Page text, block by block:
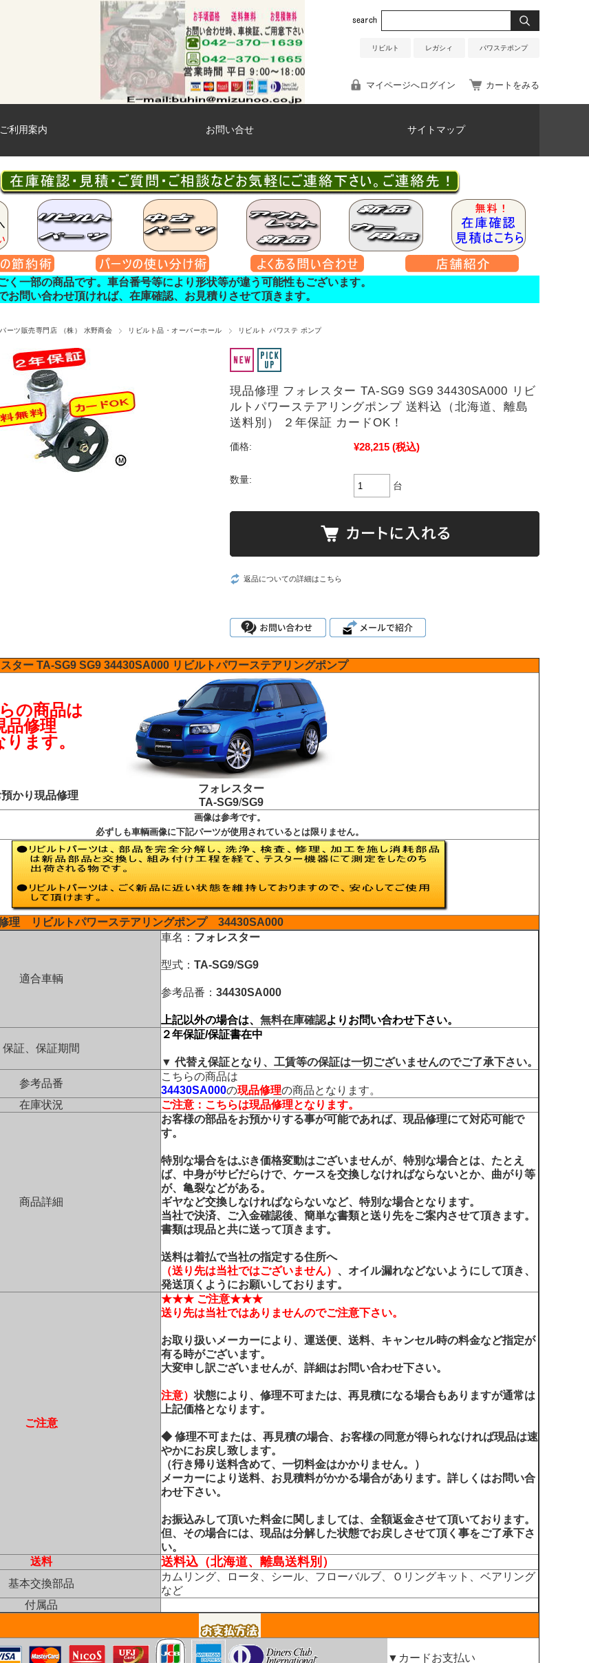
リビルト レガシィ パワステポンプ
マイページへログイン カートをみる
ご利用案内 お問い合せ サイトマップ
く一部の商品です。車台番号等により形状等が違う可能性もございます。
お問い合わせ頂ければ、在庫確認、お見積りさせて頂きます。
ーツ販売専門店 （株） 水野商会 リビルト品・オーバーホール リビルト パワステ ポンプ
現品修理 フォレスター TA-SG9 SG9 34430SA000 リビ
ルトパワーステアリングポンプ 送料込（北海道、離島
送料別） ２年保証 カードOK！
価格: ¥28,215 (税込)
数量:
台
返品についての詳細はこちら
ター TA-SG9 SG9 34430SA000 リビルトパワーステアリングポンプ
の商品は
品修理
ります。
かり現品修理
フォレスター
TA-SG9/SG9
画像は参考です。
必ずしも車輌画像に下記パーツが使用されているとは限りません。
理 リビルトパワーステアリングポンプ 34430SA000
適合車輌
車名： フォレスター
型式： TA-SG9/SG9
参考品番： 34430SA000
上記以外の場合は、 無料在庫確認よりお問い合わせ下さい。
保証、保証期間
２年保証/保証書在中
▼ 代替え保証となり、工賃等の保証は一切ございませんのでご了承下さい。
参考品番
こちらの商品は
34430SA000の現品修理の商品となります。
在庫状況
ご注意：こちらは現品修理となります。
商品詳細
お客様の部品をお預かりする事が可能であれば、現品修理にて対応可能で
す。
特別な場合をはぶき価格変動はございませんが、特別な場合とは、たとえ
ば、中身がサビだらけで、ケースを交換しなければならないとか、曲がり等
が、亀裂などがある。
ギヤなど交換しなければならないなど、特別な場合となります。
当社で決済、ご入金確認後、簡単な書類と送り先をご案内させて頂きます。
書類は現品と共に送って頂きます。
送料は着払で当社の指定する住所へ
（送り先は当社ではございません） 、オイル漏れなどないようにして頂き、
発送頂くようにお願いしております。
ご注意
★★★ ご注意★★★
送り先は当社ではありませんのでご注意下さい。
お取り扱いメーカーにより、運送便、送料、キャンセル時の料金など指定が
有る時がございます。
大変申し訳ございませんが、詳細はお問い合わせ下さい。
注意）状態により、修理不可または、再見積になる場合もありますが通常は
上記価格となります。
◆ 修理不可または、再見積の場合、お客様の同意が得られなければ現品は速
やかにお戻し致します。
（行き帰り送料含めて、一切料金はかかりません。）
メーカーにより送料、お見積料がかかる場合があります。詳しくはお問い合
わせ下さい。
お振込みして頂いた料金に関しましては、全額返金させて頂いております。
但、その場合には、現品は分解した状態でお戻しさせて頂く事をご了承下さ
い。
送料
送料込（北海道、離島送料別）
基本交換部品
カムリング、ロータ、シール、フローバルブ、Ｏリングキット、ベアリング
など
付属品
▼カードお支払い